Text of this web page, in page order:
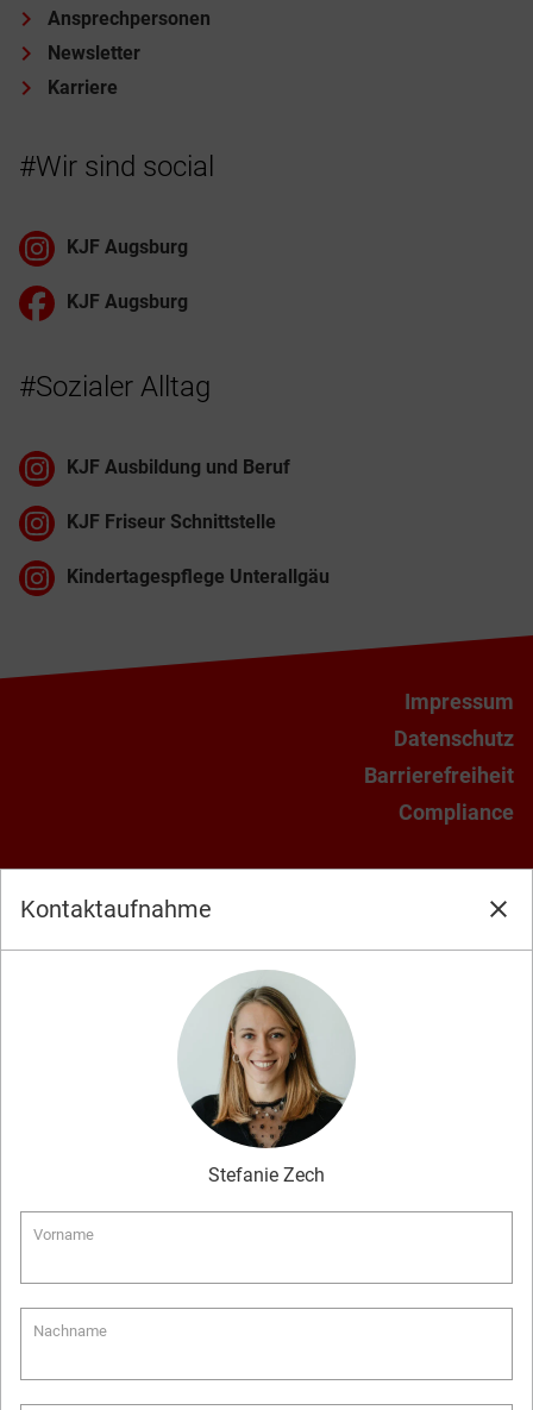
Kontaktaufnahme close
Stefanie Zech
Vorname
Nachname
Ansprechpersonen
Newsletter
Karriere
#Wir sind social
KJF Augsburg
KJF Augsburg
#Sozialer Alltag
KJF Ausbildung und Beruf
KJF Friseur Schnittstelle
Kindertagespflege Unterallgäu
Impressum
Datenschutz
Barrierefreiheit
Compliance